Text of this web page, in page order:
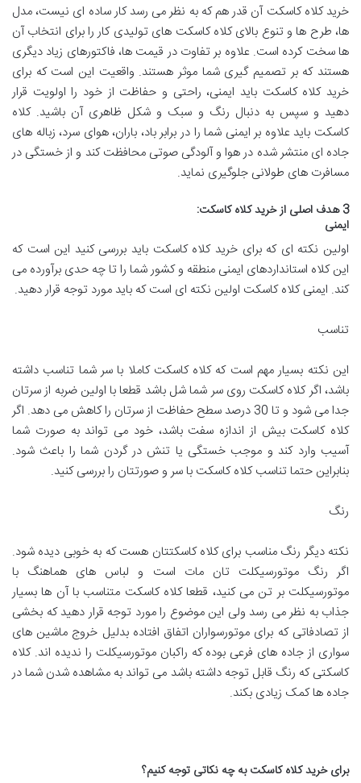
خرید کلاه کاسکت آن قدر هم که به نظر می رسد کار ساده ای نیست، مدل
ها، طرح ها و تنوع بالای کلاه کاسکت های تولیدی کار را برای انتخاب آن
ها سخت کرده است. علاوه بر تفاوت در قیمت ها، فاکتورهای زیاد دیگری
هستند که بر تصمیم گیری شما موثر هستند. واقعیت این است که برای
خرید کلاه کاسکت باید ایمنی، راحتی و حفاظت از خود را اولویت قرار
دهید و سپس به دنبال رنگ و سبک و شکل ظاهری آن باشید. کلاه
کاسکت باید علاوه بر ایمنی شما را در برابر باد، باران، هوای سرد، زباله های
جاده ای منتشر شده در هوا و آلودگی صوتی محافظت کند و از خستگی در
مسافرت های طولانی جلوگیری نماید.
3 هدف اصلی از خرید کلاه کاسکت:
ایمنی
اولین نکته ای که برای خرید کلاه کاسکت باید بررسی کنید این است که
این کلاه استانداردهای ایمنی منطقه و کشور شما را تا چه حدی برآورده می
کند. ایمنی کلاه کاسکت اولین نکته ای است که باید مورد توجه قرار دهید.
تناسب
این نکته بسیار مهم است که کلاه کاسکت کاملا با سر شما تناسب داشته
باشد، اگر کلاه کاسکت روی سر شما شل باشد قطعا با اولین ضربه از سرتان
جدا می شود و تا 30 درصد سطح حفاظت از سرتان را کاهش می دهد. اگر
کلاه کاسکت بیش از اندازه سفت باشد، خود می تواند به صورت شما
آسیب وارد کند و موجب خستگی یا تنش در گردن شما را باعث شود.
بنابراین حتما تناسب کلاه کاسکت با سر و صورتتان را بررسی کنید.
رنگ
نکته دیگر رنگ مناسب برای کلاه کاسکتتان هست که به خوبی دیده شود.
اگر رنگ موتورسیکلت تان مات است و لباس های هماهنگ با
موتورسیکلت بر تن می کنید، قطعا کلاه کاسکت متناسب با آن ها بسیار
جذاب به نظر می رسد ولی این موضوع را مورد توجه قرار دهید که بخشی
از تصادفاتی که برای موتورسواران اتفاق افتاده بدلیل خروج ماشین های
سواری از جاده های فرعی بوده که راکبان موتورسیکلت را ندیده اند. کلاه
کاسکتی که رنگ قابل توجه داشته باشد می تواند به مشاهده شدن شما در
جاده ها کمک زیادی بکند.
برای خرید کلاه کاسکت به چه نکاتی توجه کنیم؟